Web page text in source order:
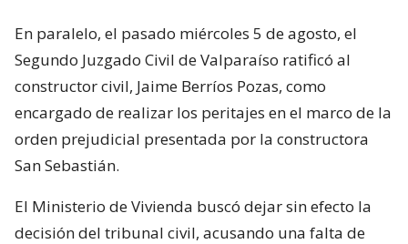
En paralelo, el pasado miércoles 5 de agosto, el
Segundo Juzgado Civil de Valparaíso ratificó al
constructor civil, Jaime Berríos Pozas, como
encargado de realizar los peritajes en el marco de la
orden prejudicial presentada por la constructora
San Sebastián.
El Ministerio de Vivienda buscó dejar sin efecto la
decisión del tribunal civil, acusando una falta de